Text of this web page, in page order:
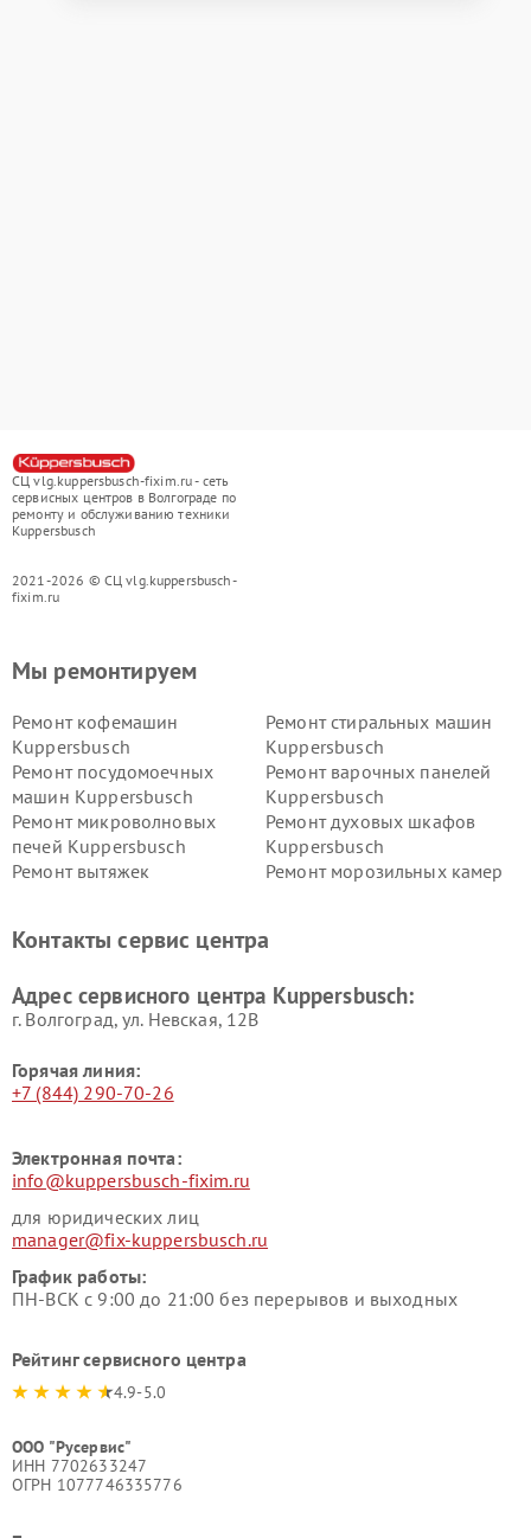
СЦ vlg.kuppersbusch-fixim.ru - сеть
сервисных центров в Волгограде по
ремонту и обслуживанию техники
Kuppersbusch
2021-2026 © СЦ vlg.kuppersbusch-
fixim.ru
Мы ремонтируем
Ремонт кофемашин
Kuppersbusch
Ремонт стиральных машин
Kuppersbusch
Ремонт посудомоечных
машин Kuppersbusch
Ремонт варочных панелей
Kuppersbusch
Ремонт микроволновых
печей Kuppersbusch
Ремонт духовых шкафов
Kuppersbusch
Ремонт вытяжек
Ремонт морозильных камер
Kuppersbusch
вакуумных упаковщиков
Ремонт сушильных машин Kuppersbusch
Контакты сервис центра
Адрес сервисного центра Kuppersbusch:
г. Волгоград, ул. Невская, 12В
Горячая линия:
+7 (844) 290-70-26
Электронная почта:
info@kuppersbusch-fixim.ru
для юридических лиц
manager@fix-kuppersbusch.ru
График работы:
ПН-ВСК с 9:00 до 21:00 без перерывов и выходных
Рейтинг сервисного центра
4.9-5.0
ООО "Русервис"
ИНН 7702633247
ОГРН 1077746335776